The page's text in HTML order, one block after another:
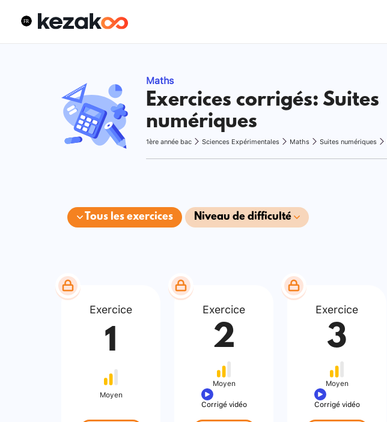
Maths
Exercices corrigés: Suites
numériques
1ère année bac Sciences Expérimentales Maths Suites numériques
Tous les exercices Niveau de difficulté
Exercice
1
Moyen
Exercice
2
Moyen
Corrigé vidéo
Exercice
3
Moyen
Corrigé vidéo